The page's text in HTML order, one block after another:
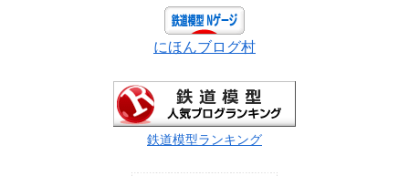
にほんブログ村
鉄道模型ランキング